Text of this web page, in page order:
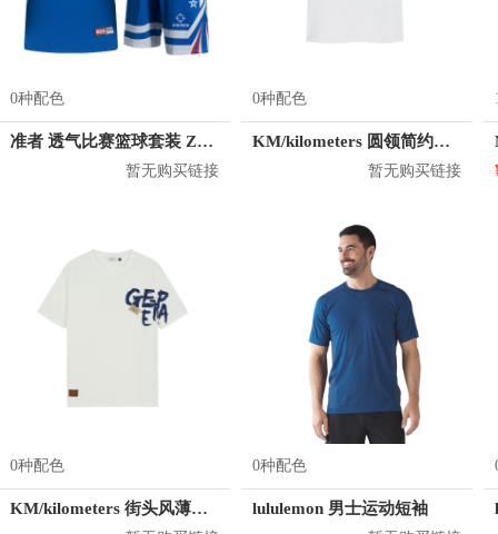
0种配色
准者 透气比赛篮球套装 Z118210177
暂无购买链接
0种配色
KM/kilometers 圆领简约短袖T恤 M2X2108073
暂无购买链接
0种配色
KM/kilometers 街头风薄款印花短袖T恤 男女同款 M2X2108248
0种配色
lululemon 男士运动短袖